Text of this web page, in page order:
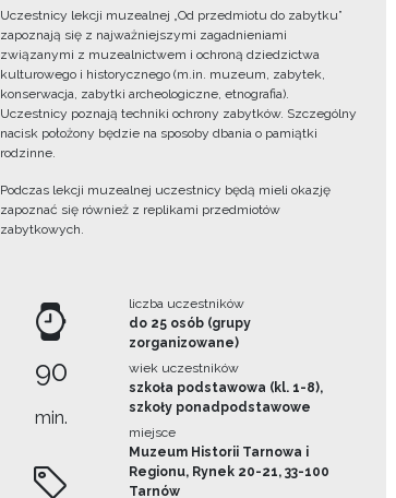
Uczestnicy lekcji muzealnej „Od przedmiotu do zabytku”
zapoznają się z najważniejszymi zagadnieniami
związanymi z muzealnictwem i ochroną dziedzictwa
kulturowego i historycznego (m.in. muzeum, zabytek,
konserwacja, zabytki archeologiczne, etnografia).
Uczestnicy poznają techniki ochrony zabytków. Szczególny
nacisk położony będzie na sposoby dbania o pamiątki
rodzinne.
Podczas lekcji muzealnej uczestnicy będą mieli okazję
zapoznać się również z replikami przedmiotów
zabytkowych.
90
min.
liczba uczestników
do 25 osób (grupy
zorganizowane)
wiek uczestników
szkoła podstawowa (kl. 1-8),
szkoły ponadpodstawowe
miejsce
Muzeum Historii Tarnowa i
Regionu, Rynek 20-21, 33-100
Tarnów